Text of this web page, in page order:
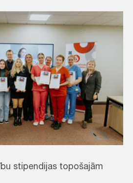
stipendijas topošajām